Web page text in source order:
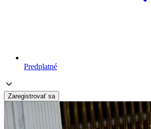
Predplatné
Zaregistrovať sa